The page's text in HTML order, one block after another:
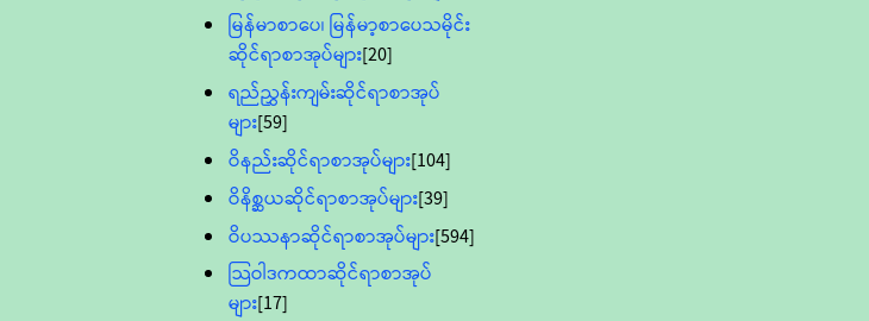
မြန်မာစာပေ၊ မြန်မာ့စာပေသမိုင်း
ဆိုင်ရာစာအုပ်များ[20]
ရည်ညွှန်းကျမ်းဆိုင်ရာစာအုပ်
များ[59]
ဝိနည်းဆိုင်ရာစာအုပ်များ[104]
ဝိနိစ္ဆယဆိုင်ရာစာအုပ်များ[39]
ဝိပဿနာဆိုင်ရာစာအုပ်များ[594]
သြဝါဒကထာဆိုင်ရာစာအုပ်
များ[17]